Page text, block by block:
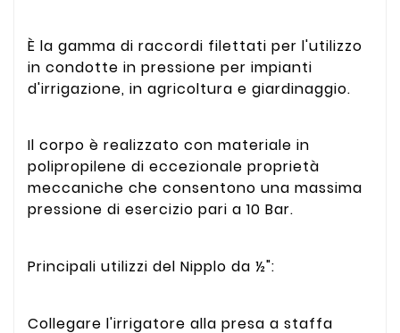
È la gamma di raccordi filettati per l'utilizzo
in condotte in pressione per impianti
d'irrigazione, in agricoltura e giardinaggio.
Il corpo è realizzato con materiale in
polipropilene di eccezionale proprietà
meccaniche che consentono una massima
pressione di esercizio pari a 10 Bar.
Principali utilizzi del Nipplo da ½":
Collegare l'irrigatore alla presa a staffa